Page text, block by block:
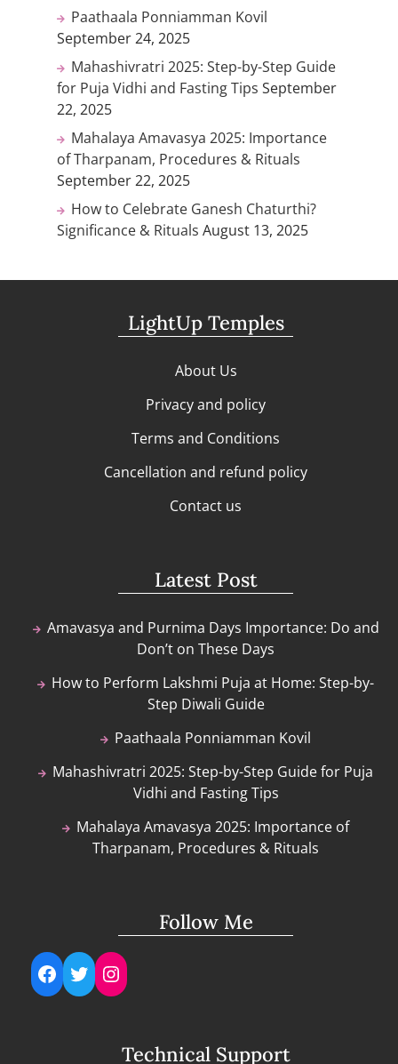
Paathaala Ponniamman Kovil
September 24, 2025
Mahashivratri 2025: Step-by-Step Guide
for Puja Vidhi and Fasting Tips September
22, 2025
Mahalaya Amavasya 2025: Importance
of Tharpanam, Procedures & Rituals
September 22, 2025
How to Celebrate Ganesh Chaturthi?
Significance & Rituals August 13, 2025
LightUp Temples
About Us
Privacy and policy
Terms and Conditions
Cancellation and refund policy
Contact us
Latest Post
Amavasya and Purnima Days Importance: Do and
Don’t on These Days
How to Perform Lakshmi Puja at Home: Step-by-
Step Diwali Guide
Paathaala Ponniamman Kovil
Mahashivratri 2025: Step-by-Step Guide for Puja
Vidhi and Fasting Tips
Mahalaya Amavasya 2025: Importance of
Tharpanam, Procedures & Rituals
Follow Me
Facebook
TwitterInstagram
Technical Support